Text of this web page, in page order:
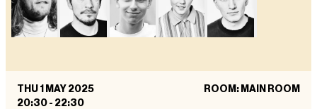
THU 1 MAY 2025
20:30 - 22:30
ROOM: MAIN ROOM